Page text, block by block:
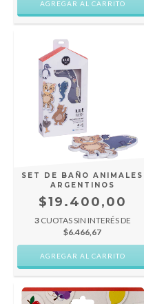
SET DE BAÑO ANIMALES
ARGENTINOS
$19.400,00
3 CUOTAS SIN INTERÉS DE
$6.466,67